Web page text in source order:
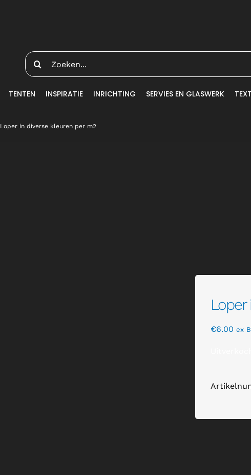
Zoeken
naar:
TENTEN INSPIRATIE INRICHTING SERVIES EN GLASWERK
Loper in diverse kleuren per m2
€6.00 ex